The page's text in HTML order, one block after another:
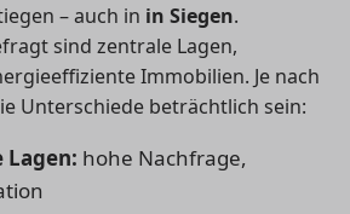
– auch in in Siegen.
sind zentrale Lagen,
Immobilien. Je nach
Unterschiede beträchtlich sein:
Lagen: hohe Nachfrage,